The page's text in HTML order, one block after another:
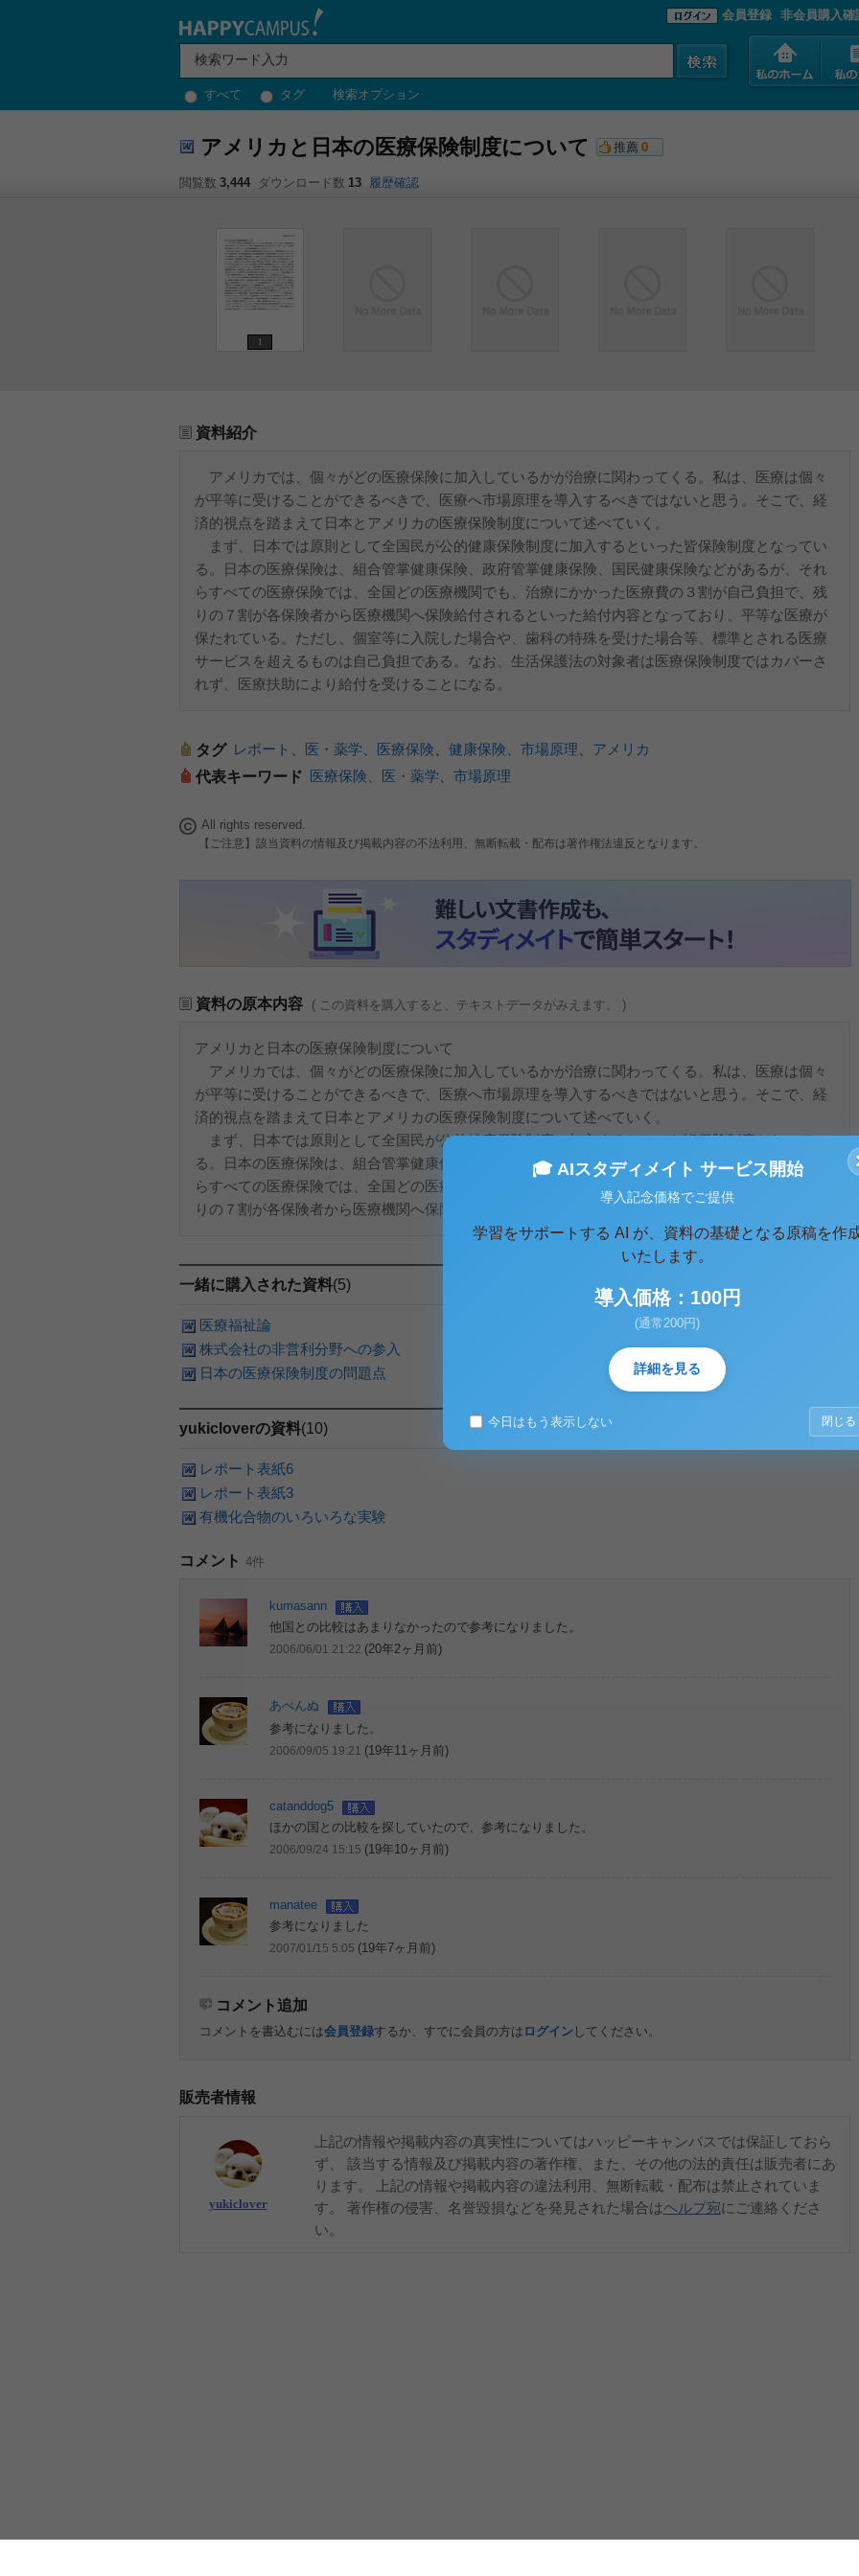
すべて タグ 検索オプション
会員登録 非会員購入確
アメリカと日本の医療保険制度について 推薦 0
閲覧数 3,444 ダウンロード数 13 履歴確認
1
資料紹介
アメリカでは、個々がどの医療保険に加入しているかが治療に関わってくる。私は、医療は個々
が平等に受けることができるべきで、医療へ市場原理を導入するべきではないと思う。そこで、経
済的視点を踏まえて日本とアメリカの医療保険制度について述べていく。
まず、日本では原則として全国民が公的健康保険制度に加入するといった皆保険制度となってい
る。日本の医療保険は、組合管掌健康保険、政府管掌健康保険、国民健康保険などがあるが、それ
らすべての医療保険では、全国どの医療機関でも、治療にかかった医療費の３割が自己負担で、残
りの７割が各保険者から医療機関へ保険給付されるといった給付内容となっており、平等な医療が
保たれている。ただし、個室等に入院した場合や、歯科の特殊を受けた場合等、標準とされる医療
サービスを超えるものは自己負担である。なお、生活保護法の対象者は医療保険制度ではカバーさ
れず、医療扶助により給付を受けることになる。
タグ レポート 医・薬学 医療保険 健康保険 市場原理
アメリカ
代表キーワード 医療保険 医・薬学 市場原理
All rights reserved.
【ご注意】該当資料の情報及び掲載内容の不法利用、無断転載・配布は著作権法違反となります。
資料の原本内容 ( この資料を購入すると、テキストデータがみえます。 )
アメリカと日本の医療保険制度について
アメリカでは、個々がどの医療保険に加入しているかが治療に関わってくる。私は、医療は個々
が平等に受けることができるべきで、医療へ市場原理を導入するべきではないと思う。そこで、経
済的視点を踏まえて日本とアメリカの医療保険制度について述べていく。
まず、日本では原則として全国民が公的健康保険制度に加入するといった皆保険制度となってい
る。日本の医療保険は、組合管掌健康保険、政府管掌健康保険、国民健康保険などがあるが、それ
らすべての医療保険では、全国どの医療機関でも、治療にかかった医療費の３割が自己負担で、残
りの７割が各保険者から医療機関へ保険給付されるといった...
一緒に購入された資料(5)
医療福祉論
株式会社の非営利分野への参入
日本の医療保険制度の問題点
yukicloverの資料(10)
レポート表紙6
レポート表紙3
有機化合物のいろいろな実験
コメント 4件
kumasann
他国との比較はあまりなかったので参考になりました。
2006/06/01 21:22 (20年2ヶ月前)
あべんぬ
参考になりました。
2006/09/05 19:21 (19年11ヶ月前)
catanddog5
ほかの国との比較を探していたので、参考になりました。
2006/09/24 15:15 (19年10ヶ月前)
manatee
参考になりました
2007/01/15 5:05 (19年7ヶ月前)
コメント追加
コメントを書込むには会員登録するか、すでに会員の方は ログイン してください。
販売者情報
yukiclover
上記の情報や掲載内容の真実性についてはハッピーキャンパスでは保証しておら
ず、 該当する情報及び掲載内容の著作権、また、その他の法的責任は販売者にあ
ります。 上記の情報や掲載内容の違法利用、無断転載・配布は禁止されていま
す。 著作権の侵害、名誉毀損などを発見された場合はヘルプ宛にご連絡くださ
い。
🎓 AIスタディメイト サービス開始
導入記念価格でご提供
学習をサポートする AI が、資料の基礎となる原稿を作
いたします。
導入価格：100円
(通常200円)
詳細を見る
今日はもう表示しない 閉じる